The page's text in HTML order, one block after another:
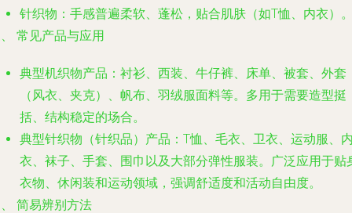
针织物：手感普遍柔软、蓬松 ，贴合肌肤（如T恤、内衣）
常见产品与应用
典型机织物产品 ：衬衫、西装、牛仔裤、床单、被套、外套
（风衣、夹克）、帆布、羽绒服面料等。多用于需要造型挺
括、结构稳定的场合。
典型针织物（针织品）产品 ：T恤、毛衣、卫衣、运动服、
衣、袜子、手套、围巾以及大部分弹性服装。广泛应用于贴
衣物、休闲装和运动领域，强调舒适度和活动自由度。
简易辨别方法